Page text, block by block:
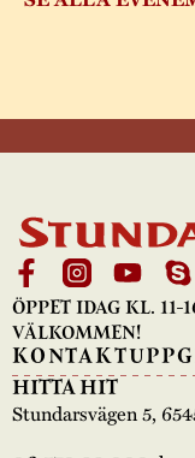
ÖPPET IDAG KL. 11-
VÄLKOMMEN!
HITTA HIT
Stundarsvägen 5,